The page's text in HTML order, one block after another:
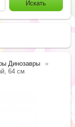
Динозавры
64 см